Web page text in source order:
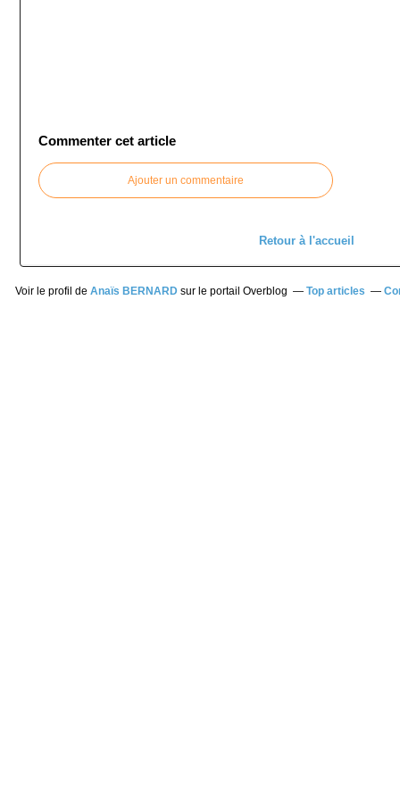
Commenter cet article
Ajouter un commentaire
Retour à l'accueil
Voir le profil de Anaïs BERNARDsur le portail Overblog Top articles